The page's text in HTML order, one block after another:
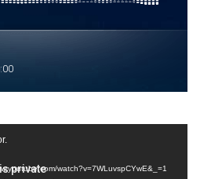
watch?v=7WLuvspCYwE&_=1